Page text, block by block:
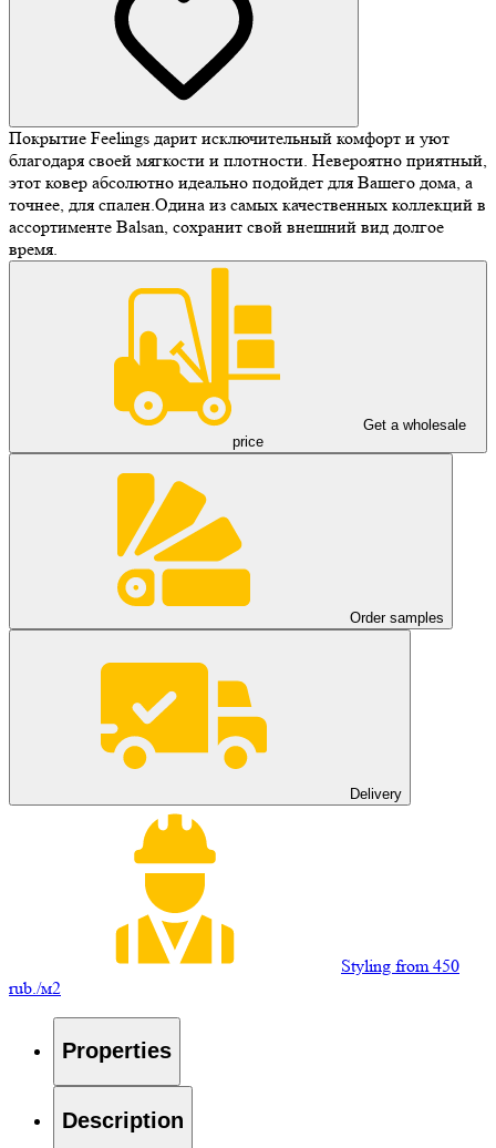
Покрытие Feelings дарит исключительный комфорт и уют
благодаря своей мягкости и плотности. Невероятно приятный,
этот ковер абсолютно идеально подойдет для Вашего дома, а
точнее, для спален.Одина из самых качественных коллекций в
ассортименте Balsan, сохранит свой внешний вид долгое
время.
Get a wholesale
price
Order samples
Delivery
Styling from 450
rub./м2
Properties
Description